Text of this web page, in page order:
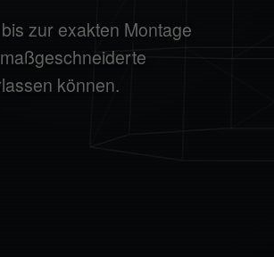
zur exakten Montage
können.